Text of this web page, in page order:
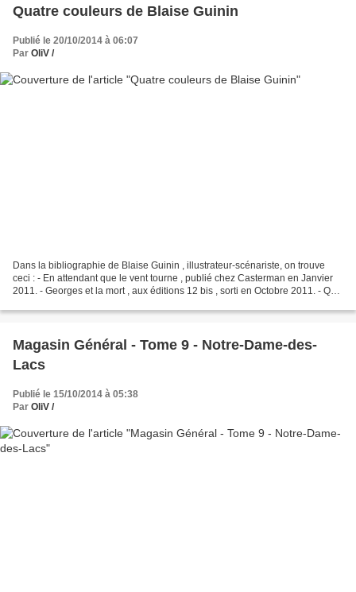
Quatre couleurs de Blaise Guinin
Publié le 20/10/2014 à 06:07
Par OliV /
Dans la bibliographie de Blaise Guinin , illustrateur-scénariste, on trouve
ceci : - En attendant que le vent tourne , publié chez Casterman en Janvier
2011. - Georges et la mort , aux éditions 12 bis , sorti en Octobre 2011. - Qu
Magasin Général - Tome 9 - Notre-Dame-des-
Lacs
Publié le 15/10/2014 à 05:38
Par OliV /